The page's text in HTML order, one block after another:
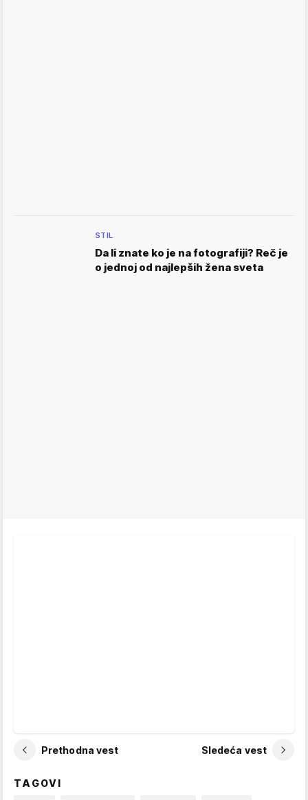
STIL
Da li znate ko je na fotografiji? Reč je
o jednoj od najlepših žena sveta
Prethodna vest Sledeća vest
TAGOVI